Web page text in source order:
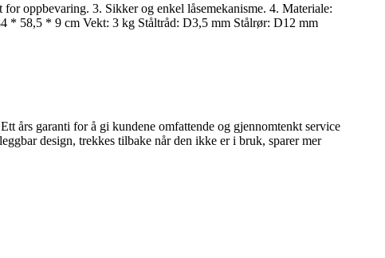
oppbevaring. 3. Sikker og enkel låsemekanisme. 4. Materiale:
* 58,5 * 9 cm Vekt: 3 kg Ståltråd: D3,5 mm Stålrør: D12 mm
års garanti for å gi kundene omfattende og gjennomtenkt service
design, trekkes tilbake når den ikke er i bruk, sparer mer